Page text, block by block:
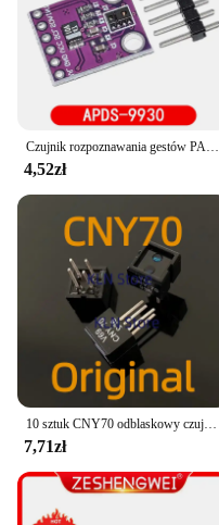
Czujnik rozpoznawania gestów PAJ7620U2 9g rozpoznawanie kamienia APDS-9930 APDS-9960 VL6180 VL6180X dalmierz optyczny
4,52zł
10 sztuk CNY70 odblaskowy czujnik optyczny z wyjściem tranzystorowym DIP-4 CNY7 CNY 70 oryginał
7,71zł